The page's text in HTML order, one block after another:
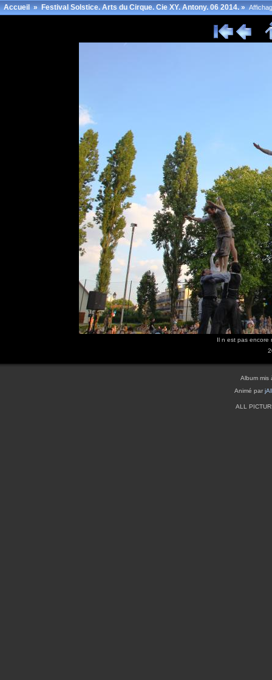
Accueil»Festival Solstice. Arts du Cirque. Cie XY. Antony. 06 2014.»
Il n est pas encore
Album mis
Animé par
ALL